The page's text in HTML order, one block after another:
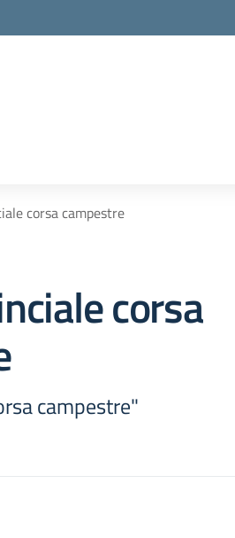
corsa campestre
corsa
campestre"